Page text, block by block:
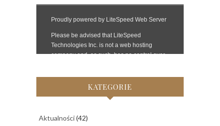
KATEGORIE
Aktualności(42)